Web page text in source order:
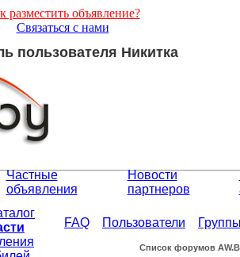
разместить объявление?
Связаться с нами
пользователя Никитка
Частные
объявления
Новости
партнеров
FAQ Пользователи
Список форумов